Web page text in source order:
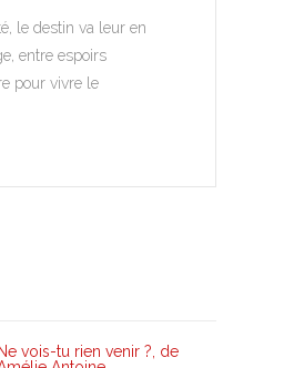
le destin va leur en
entre espoirs
pour vivre le